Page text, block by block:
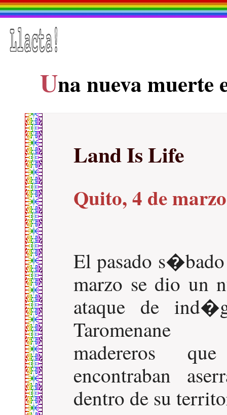
Una nueva muerte
Land Is Life
Quito, 4 de
El pasado
marzo se dio un
ataque de
madereros
encontraban
dentro de su